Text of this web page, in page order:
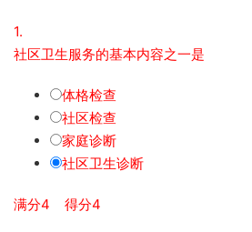
1.
社区卫生服务的基本内容之一是
体格检查
社区检查
家庭诊断
社区卫生诊断
满分4 得分4